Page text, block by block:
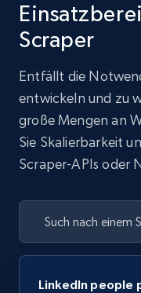
Scraper
Entfällt die
entwickeln und zu
große Mengen an
Sie Skalierbarkeit
Scraper-APIs oder
LinkedIn people